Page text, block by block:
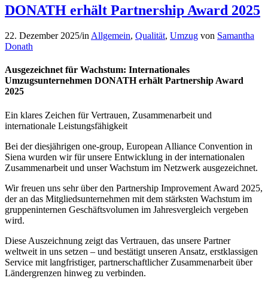
DONATH erhält Partnership Award 2025
22. Dezember 2025/in Allgemein, Qualität, Umzug von Samantha
Donath
Ausgezeichnet für Wachstum: Internationales
Umzugsunternehmen DONATH erhält Partnership Award
2025
Ein klares Zeichen für Vertrauen, Zusammenarbeit und
internationale Leistungsfähigkeit
Bei der diesjährigen one-group, European Alliance Convention in
Siena wurden wir für unsere Entwicklung in der internationalen
Zusammenarbeit und unser Wachstum im Netzwerk ausgezeichnet.
Wir freuen uns sehr über den Partnership Improvement Award 2025,
der an das Mitgliedsunternehmen mit dem stärksten Wachstum im
gruppeninternen Geschäftsvolumen im Jahresvergleich vergeben
wird.
Diese Auszeichnung zeigt das Vertrauen, das unsere Partner
weltweit in uns setzen – und bestätigt unseren Ansatz, erstklassigen
Service mit langfristiger, partnerschaftlicher Zusammenarbeit über
Ländergrenzen hinweg zu verbinden.